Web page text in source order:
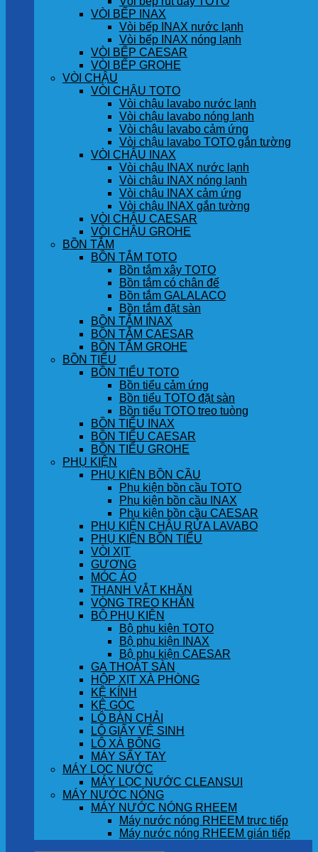
VÒI BẾP INAX
Vòi bếp INAX nước lạnh
Vòi bếp INAX nóng lạnh
VÒI BẾP CAESAR
VÒI BẾP GROHE
VÒI CHẬU
VÒI CHẬU TOTO
Vòi chậu lavabo nước lạnh
Vòi chậu lavabo nóng lạnh
Vòi chậu lavabo cảm ứng
Vòi chậu lavabo TOTO gắn tường
VÒI CHẬU INAX
Vòi chậu INAX nước lạnh
Vòi chậu INAX nóng lạnh
Vòi chậu INAX cảm ứng
Vòi chậu INAX gắn tường
VÒI CHẬU CAESAR
VÒI CHẬU GROHE
BỒN TẮM
BỒN TẮM TOTO
Bồn tắm xây TOTO
Bồn tắm có chân đế
Bồn tắm GALALACO
Bồn tắm đặt sàn
BỒN TẮM INAX
BỒN TẮM CAESAR
BỒN TẮM GROHE
BỒN TIỂU
BỒN TIỂU TOTO
Bồn tiểu cảm ứng
Bồn tiểu TOTO đặt sàn
Bồn tiểu TOTO treo tuòng
BỒN TIỂU INAX
BỒN TIỂU CAESAR
BỒN TIỂU GROHE
PHỤ KIỆN
PHỤ KIỆN BỒN CẦU
Phụ kiện bồn cầu TOTO
Phụ kiện bồn cầu INAX
Phụ kiện bồn cầu CAESAR
PHỤ KIỆN CHẬU RỬA LAVABO
PHỤ KIỆN BỒN TIỂU
VÒI XỊT
GƯƠNG
MÓC ÁO
THANH VẮT KHĂN
VÒNG TREO KHĂN
BỘ PHỤ KIỆN
Bộ phụ kiện TOTO
Bộ phụ kiện INAX
Bộ phụ kiện CAESAR
GA THOÁT SÀN
HỘP XỊT XÀ PHÒNG
KỆ KÍNH
KỆ GÓC
LÔ BÀN CHẢI
LÔ GIẤY VỆ SINH
LÔ XÀ BÔNG
MÁY SẤY TAY
MÁY LỌC NƯỚC
MÁY LỌC NƯỚC CLEANSUI
MÁY NƯỚC NÓNG
MÁY NƯỚC NÓNG RHEEM
Máy nước nóng RHEEM trực tiếp
Máy nước nóng RHEEM gián tiếp